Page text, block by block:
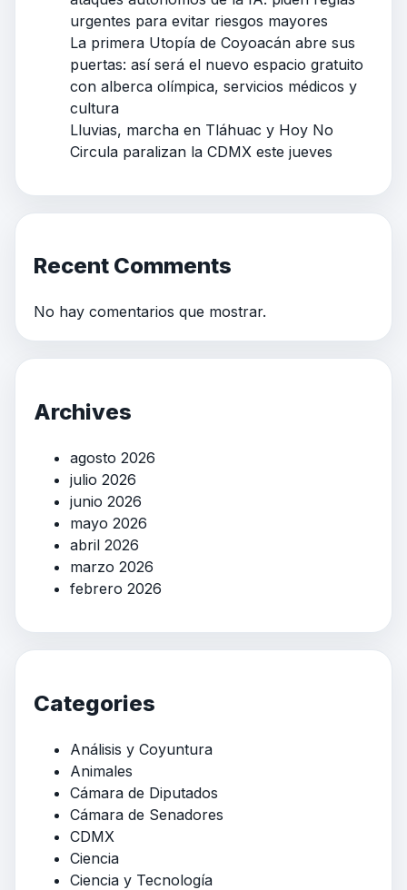
urgentes para evitar riesgos mayores
La primera Utopía de Coyoacán abre sus
puertas: así será el nuevo espacio gratuito
con alberca olímpica, servicios médicos y
cultura
Lluvias, marcha en Tláhuac y Hoy No
Circula paralizan la CDMX este jueves
Recent Comments
No hay comentarios que mostrar.
Archives
agosto 2026
julio 2026
junio 2026
mayo 2026
abril 2026
marzo 2026
febrero 2026
Categories
Análisis y Coyuntura
Animales
Cámara de Diputados
Cámara de Senadores
CDMX
Ciencia
Ciencia y Tecnología